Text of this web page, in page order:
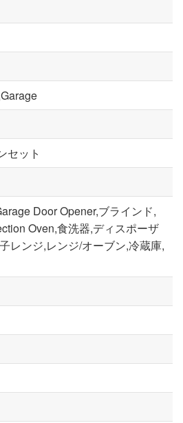
セット
Door Opener,ブラインド,
Oven,食洗器,ディスポーザ
レンジ,レンジ/オーブン,冷蔵庫,